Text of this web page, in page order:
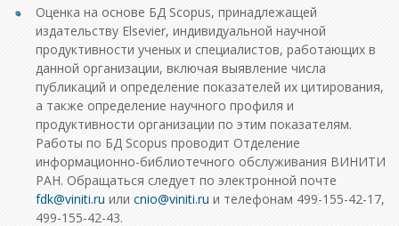
Оценка на основе БД Scopus, принадлежащей
издательству Elsevier, индивидуальной научной
продуктивности ученых и специалистов, работающих в
данной организации, включая выявление числа
публикаций и определение показателей их цитирования,
а также определение научного профиля и
продуктивности организации по этим показателям.
Работы по БД Scopus проводит Отделение
информационно-библиотечного обслуживания ВИНИТИ
РАН. Обращаться следует по электронной почте
или
и телефонам 499-155-42-17,
499-155-42-43.